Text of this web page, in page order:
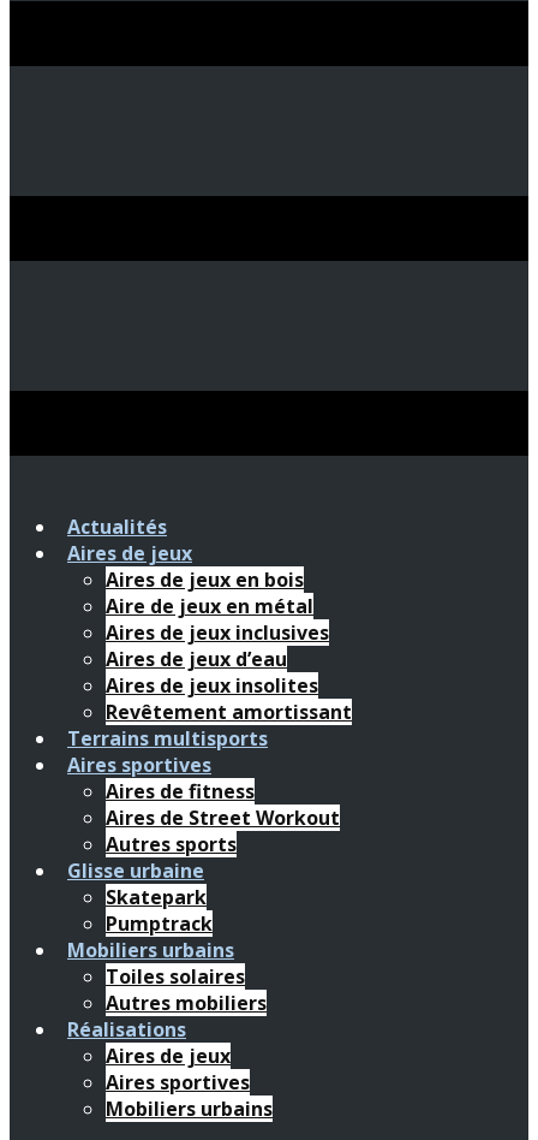
Actualités
Aires de jeux
Aires de jeux en bois
Aire de jeux en métal
Aires de jeux inclusives
Aires de jeux d’eau
Aires de jeux insolites
Revêtement amortissant
Terrains multisports
Aires sportives
Aires de fitness
Aires de Street Workout
Autres sports
Glisse urbaine
Skatepark
Pumptrack
Mobiliers urbains
Toiles solaires
Autres mobiliers
Réalisations
Aires de jeux
Aires sportives
Mobiliers urbains